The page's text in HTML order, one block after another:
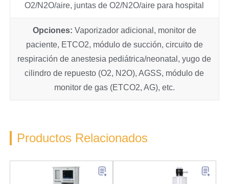
O2/N2O/aire, juntas de O2/N2O/aire para hospital
Opciones: Vaporizador adicional, monitor de
paciente, ETCO2, módulo de succión, circuito de
respiración de anestesia pediátrica/neonatal, yugo de
cilindro de repuesto (O2, N2O), AGSS, módulo de
monitor de gas (ETCO2, AG), etc.
Productos Relacionados